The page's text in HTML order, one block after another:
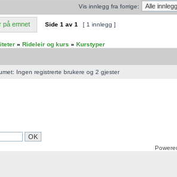
Vis innlegg fra forrige:
på emnet Side 1 av 1 [ 1 innlegg ]
» Rideleir og kurs » Kurstyper
Ingen registrerte brukere og 2 gjester